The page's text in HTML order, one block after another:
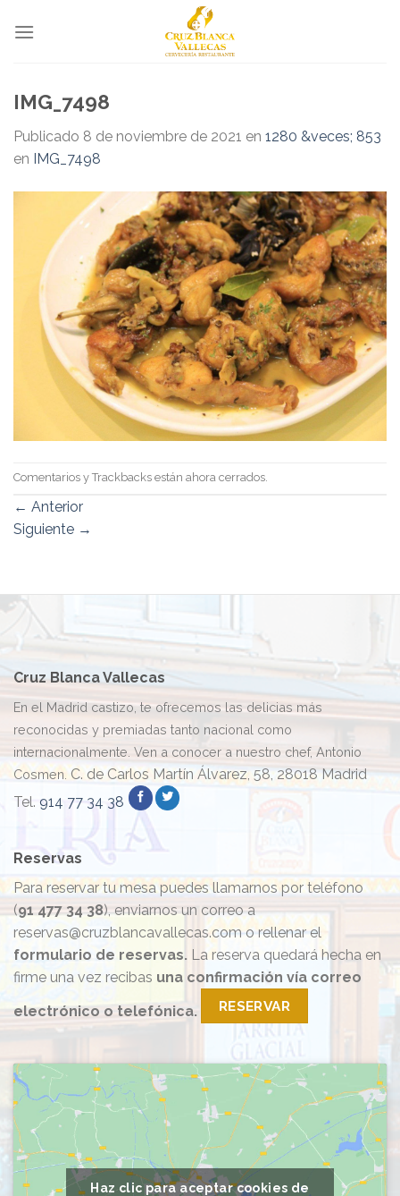
IMG_7498
Publicado 8 de noviembre de 2021 en 1280 &veces; 853
en
IMG_7498
Comentarios y Trackbacks están ahora cerrados.
← Anterior
Siguiente →
Cruz Blanca Vallecas
En el Madrid castizo, te ofrecemos las delicias más
reconocidas y premiadas tanto nacional como
internacionalmente. Ven a conocer a nuestro chef, Antonio
Cosmen. C. de Carlos Martín Álvarez, 58, 28018 Madrid
Tel. 914 77 34 38
Haz clic para aceptar cookies de
Reservas
Para reservar tu mesa puedes llamarnos por teléfono
(91 477 34 38), enviarnos un correo a
reservas@cruzblancavallecas.com o rellenar el
formulario de reservas. La reserva quedará hecha en
firme una vez recibas una confirmación vía correo
electrónico o telefónica. RESERVAR